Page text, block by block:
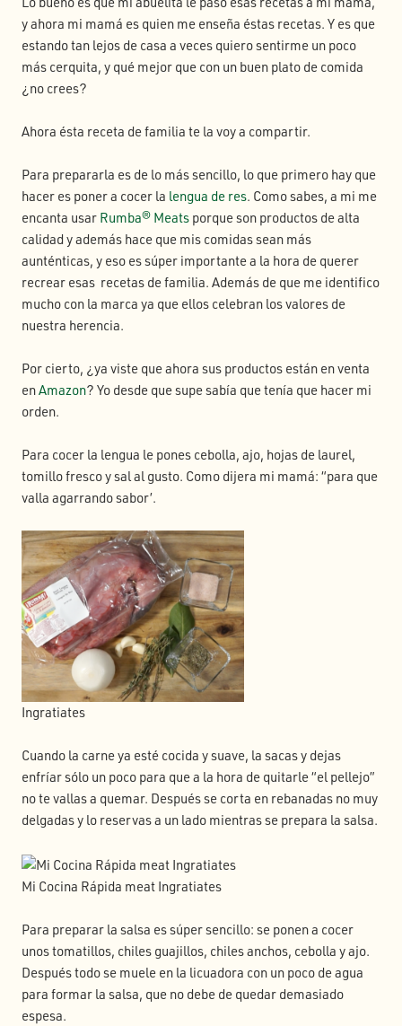
y ahora mi mamá es quien me enseña éstas recetas. Y es que
estando tan lejos de casa a veces quiero sentirme un poco
más cerquita, y qué mejor que con un buen plato de comida
¿no crees?
Ahora ésta receta de familia te la voy a compartir.
Para prepararla es de lo más sencillo, lo que primero hay que
hacer es poner a cocer la lengua de res. Como sabes, a mi me
encanta usar Rumba® Meats porque son productos de alta
calidad y además hace que mis comidas sean más
aunténticas, y eso es súper importante a la hora de querer
recrear esas recetas de familia. Además de que me identifico
mucho con la marca ya que ellos celebran los valores de
nuestra herencia.
Por cierto, ¿ya viste que ahora sus productos están en venta
enAmazon? Yo desde que supe sabía que tenía que hacer mi
orden.
Para cocer la lengua le pones cebolla, ajo, hojas de laurel,
tomillo fresco y sal al gusto. Como dijera mi mamá: “para que
valla agarrando sabor’.
Ingratiates
Cuando la carne ya esté cocida y suave, la sacas y dejas
enfríar sólo un poco para que a la hora de quitarle “el pellejo”
no te vallas a quemar. Después se corta en rebanadas no muy
delgadas y lo reservas a un lado mientras se prepara la salsa.
Mi Cocina Rápida meat Ingratiates
Para preparar la salsa es súper sencillo: se ponen a cocer
unos tomatillos, chiles guajillos, chiles anchos, cebolla y ajo.
Después todo se muele en la licuadora con un poco de agua
para formar la salsa, que no debe de quedar demasiado
espesa.